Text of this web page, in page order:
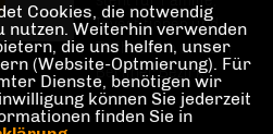
Investitionen und
Teilhabe im und am
Berliner Bezirk
Cookies, die notwendig
nutzen. Weiterhin verwenden
die uns helfen, unser
(Website-Optmierung). Für
Dienste, benötigen wir
können Sie jederzeit
finden Sie in